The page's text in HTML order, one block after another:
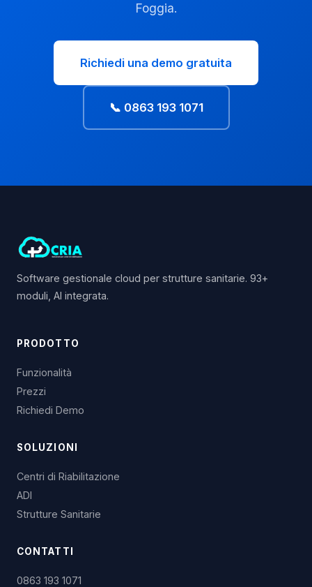
Foggia.
Richiedi una demo gratuita
📞 0863 193 1071
Software gestionale cloud per strutture sanitarie. 93+
moduli, AI integrata.
PRODOTTO
Funzionalità
Prezzi
Richiedi Demo
SOLUZIONI
Centri di Riabilitazione
ADI
Strutture Sanitarie
CONTATTI
0863 193 1071